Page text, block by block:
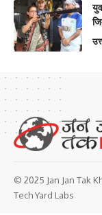
© 2025 Jan Jan Tak
Tech Yard Labs